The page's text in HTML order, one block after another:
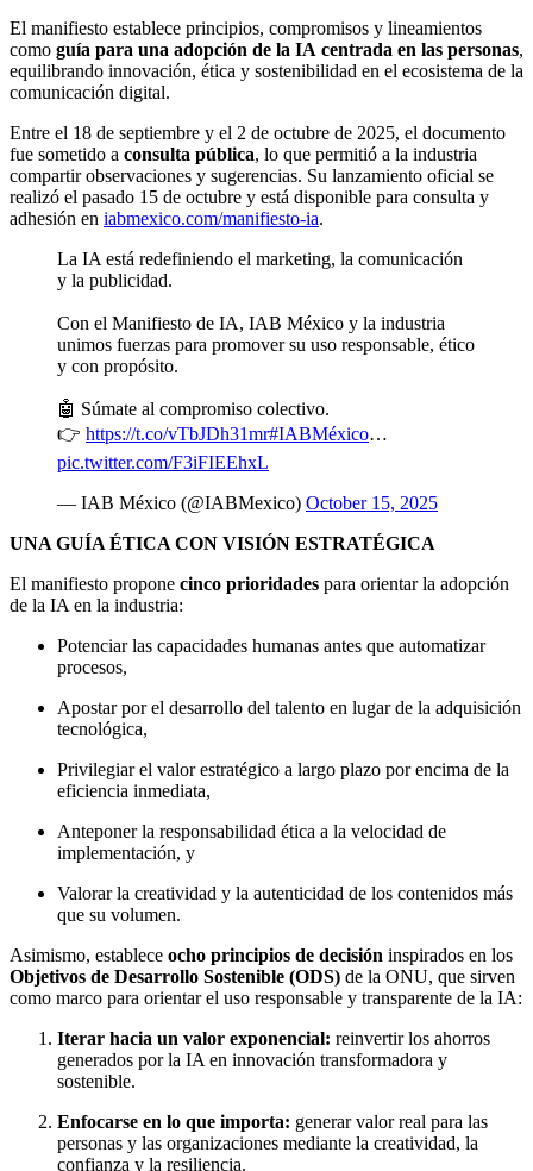
El manifiesto establece principios, compromisos y lineamientos
como guía para una adopción de la IA centrada en las personas,
equilibrando innovación, ética y sostenibilidad en el ecosistema de la
comunicación digital.
Entre el 18 de septiembre y el 2 de octubre de 2025, el documento
fue sometido a consulta pública, lo que permitió a la industria
compartir observaciones y sugerencias. Su lanzamiento oficial se
realizó el pasado 15 de octubre y está disponible para consulta y
adhesión en iabmexico.com/manifiesto-ia.
La IA está redefiniendo el marketing, la comunicación
y la publicidad.
Con el Manifiesto de IA, IAB México y la industria
unimos fuerzas para promover su uso responsable, ético
y con propósito.
🤖 Súmate al compromiso colectivo.
👉 https://t.co/vTbJDh31mr#IABMéxico…
pic.twitter.com/F3iFIEEhxL
— IAB México (@IABMexico) October 15, 2025
UNA GUÍA ÉTICA CON VISIÓN ESTRATÉGICA
El manifiesto propone cinco prioridades para orientar la adopción
de la IA en la industria:
Potenciar las capacidades humanas antes que automatizar
procesos,
Apostar por el desarrollo del talento en lugar de la adquisición
tecnológica,
Privilegiar el valor estratégico a largo plazo por encima de la
eficiencia inmediata,
Anteponer la responsabilidad ética a la velocidad de
implementación, y
Valorar la creatividad y la autenticidad de los contenidos más
que su volumen.
Asimismo, establece ocho principios de decisión inspirados en los
Objetivos de Desarrollo Sostenible (ODS) de la ONU, que sirven
como marco para orientar el uso responsable y transparente de la IA:
Iterar hacia un valor exponencial: reinvertir los ahorros
generados por la IA en innovación transformadora y
sostenible.
Enfocarse en lo que importa: generar valor real para las
personas y las organizaciones mediante la creatividad, la
confianza y la resiliencia.